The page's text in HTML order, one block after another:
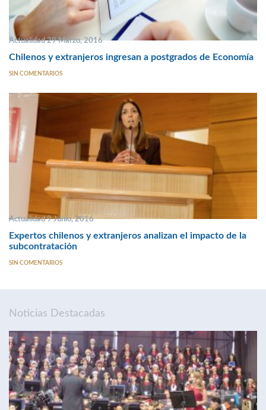
Actualidad 29 Marzo, 2016
Chilenos y extranjeros ingresan a postgrados de Economía
SIN COMENTARIOS
Actualidad 9 Junio, 2016
Expertos chilenos y extranjeros analizan el impacto de la
subcontratación
SIN COMENTARIOS
Noticias Destacadas